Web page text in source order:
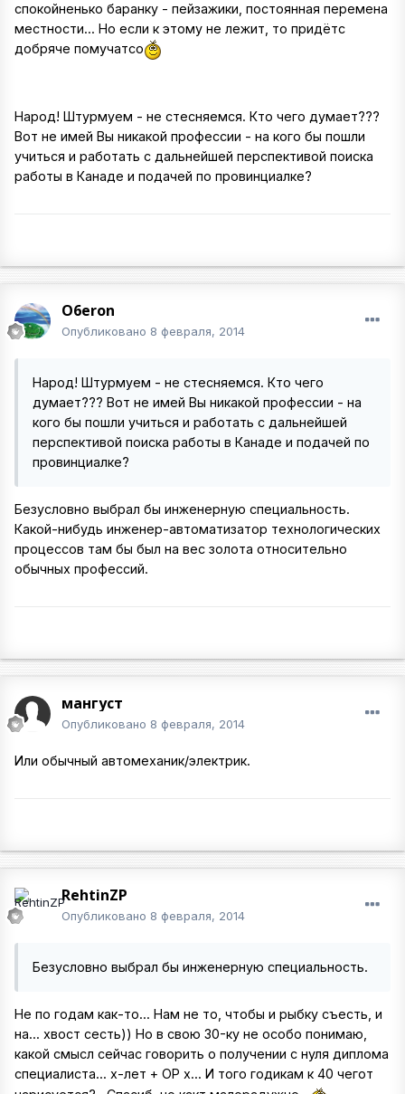
спокойненько баранку - пейзажики, постоянная перемена
местности... Но если к этому не лежит, то придётс
добряче помучатсо
Народ! Штурмуем - не стесняемся. Кто чего думает???
Вот не имей Вы никакой профессии - на кого бы пошли
учиться и работать с дальнейшей перспективой поиска
работы в Канаде и подачей по провинциалке?
O6eron
Опубликовано 8 февраля, 2014
Народ! Штурмуем - не стесняемся. Кто чего
думает??? Вот не имей Вы никакой профессии - на
кого бы пошли учиться и работать с дальнейшей
перспективой поиска работы в Канаде и подачей по
провинциалке?
Безусловно выбрал бы инженерную специальность.
Какой-нибудь инженер-автоматизатор технологических
процессов там бы был на вес золота относительно
обычных профессий.
мангуст
Опубликовано 8 февраля, 2014
Или обычный автомеханик/электрик.
RehtinZP
Опубликовано 8 февраля, 2014
Безусловно выбрал бы инженерную специальность.
Не по годам как-то... Нам не то, чтобы и рыбку съесть, и
на... хвост сесть)) Но в свою 30-ку не особо понимаю,
какой смысл сейчас говорить о получении с нуля диплома
специалиста... х-лет + ОР х... И того годикам к 40 чегот